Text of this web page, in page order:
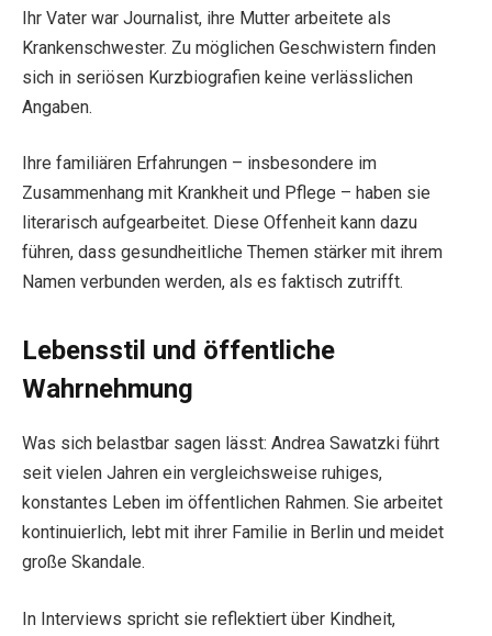
Ihr Vater war Journalist, ihre Mutter arbeitete als
Krankenschwester. Zu möglichen Geschwistern finden
sich in seriösen Kurzbiografien keine verlässlichen
Angaben.
Ihre familiären Erfahrungen – insbesondere im
Zusammenhang mit Krankheit und Pflege – haben sie
literarisch aufgearbeitet. Diese Offenheit kann dazu
führen, dass gesundheitliche Themen stärker mit ihrem
Namen verbunden werden, als es faktisch zutrifft.
Lebensstil und öffentliche
Wahrnehmung
Was sich belastbar sagen lässt: Andrea Sawatzki führt
seit vielen Jahren ein vergleichsweise ruhiges,
konstantes Leben im öffentlichen Rahmen. Sie arbeitet
kontinuierlich, lebt mit ihrer Familie in Berlin und meidet
große Skandale.
In Interviews spricht sie reflektiert über Kindheit,